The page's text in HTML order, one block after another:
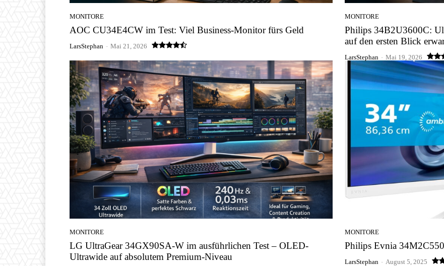
MONITORE
AOC CU34E4CW im Test: Viel Business-Monitor fürs Geld
LarsStephan - Mai 21, 2026
MONITORE
Philips 34B2U3600C:
auf den ersten Blick
LarsStephan - Mai 19, 2026
MONITORE
LG UltraGear 34GX90SA-W im ausführlichen Test – OLED-
Ultrawide auf absolutem Premium-Niveau
MONITORE
Philips Evnia
LarsStephan - August 5, 2025